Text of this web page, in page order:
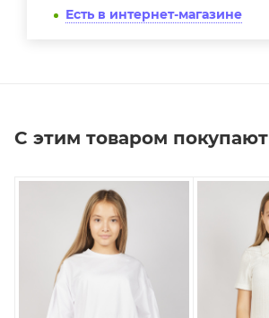
Есть в интернет-магазине
С этим товаром покупают